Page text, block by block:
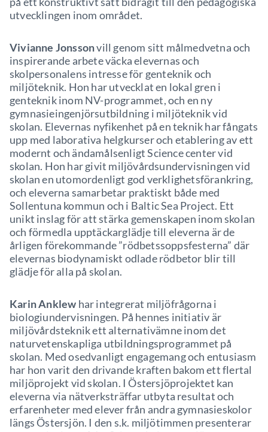
utvecklingen inom området.
Vivianne Jonssonvill genom sitt målmedvetna och
inspirerande arbete väcka elevernas och
skolpersonalens intresse för genteknik och
miljöteknik. Hon har utvecklat en lokal gren i
genteknik inom NV-programmet, och en ny
gymnasieingenjörsutbildning i miljöteknik vid
skolan. Elevernas nyfikenhet på en teknik har fångats
upp med laborativa helgkurser och etablering av ett
modernt och ändamålsenligt Science center vid
skolan. Hon har givit miljövårdsundervisningen vid
skolan en utomordenligt god verklighetsförankring,
och eleverna samarbetar praktiskt både med
Sollentuna kommun och i Baltic Sea Project. Ett
unikt inslag för att stärka gemenskapen inom skolan
och förmedla upptäckarglädje till eleverna är de
årligen förekommande ”rödbetssoppsfesterna” där
elevernas biodynamiskt odlade rödbetor blir till
glädje för alla på skolan.
Karin Anklew har integrerat miljöfrågorna i
biologiundervisningen. På hennes initiativ är
miljövårdsteknik ett alternativämne inom det
naturvetenskapliga utbildningsprogrammet på
skolan. Med osedvanligt engagemang och entusiasm
har hon varit den drivande kraften bakom ett flertal
miljöprojekt vid skolan. I Östersjöprojektet kan
eleverna via nätverksträffar utbyta resultat och
erfarenheter med elever från andra gymnasieskolor
längs Östersjön. I den s.k. miljötimmen presenterar